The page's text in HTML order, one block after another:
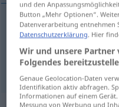
opómnitipf
posvarítipf
und den
Button „Mehr Optionen“.
Datenverarbeitung entnehmen
Datenschutzerklärung. Hier
Wir und unsere Partner
Folgendes
Genaue Geolocation-Daten
Identifikation aktiv abfragen.
Informationen auf einem
Messung von Werbung und